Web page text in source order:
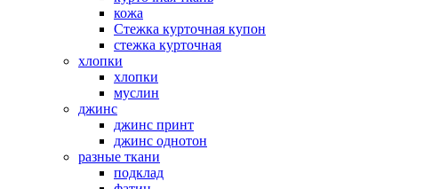
кожа
Стежка курточная купон
стежка курточная
хлопки
хлопки
муслин
джинс
джинс принт
джинс однотон
разные ткани
подклад